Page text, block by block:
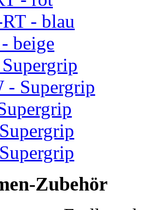
- blau
beige
- Supergrip
Zubehör